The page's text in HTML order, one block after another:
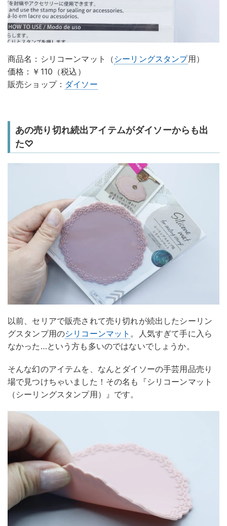
商品名：シリコーンマット（ シーリングスタンプ用）
価格：￥110（税込）
販売ショップ： ダイソー
あの売り切れ続出アイテムがダイソーからも出
た♡
以前、セリアで販売されて売り切れが続出したシーリン
グスタンプ用のシリコーンマット 。人気すぎて手に入ら
なかった…という方も多いのではないでしょうか。
そんな幻のアイテムを、なんとダイソーの手芸用品売り
場で見つけちゃいました！その名も『シリコーンマット
（シーリングスタンプ用）』です。